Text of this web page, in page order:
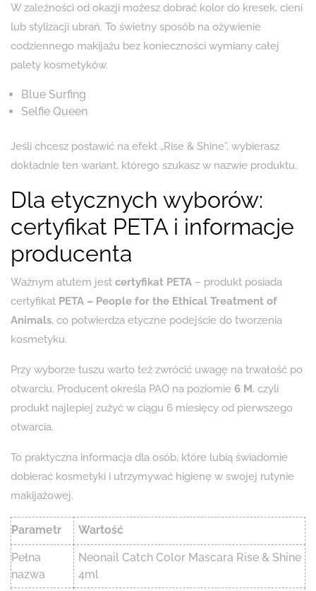
W zależności od okazji możesz dobrać kolor do kresek, cieni
lub stylizacji ubrań. To świetny sposób na ożywienie
codziennego makijażu bez konieczności wymiany całej
palety kosmetyków.
Blue Surfing
Selfie Queen
Jeśli chcesz postawić na efekt „Rise & Shine”, wybierasz
dokładnie ten wariant, którego szukasz w nazwie produktu.
Dla etycznych wyborów:
certyfikat PETA i informacje
producenta
Ważnym atutem jest certyfikat PETA – produkt posiada
certyfikat PETA – People for the Ethical Treatment of
Animals, co potwierdza etyczne podejście do tworzenia
kosmetyku.
Przy wyborze tuszu warto też zwrócić uwagę na trwałość po
otwarciu. Producent określa PAO na poziomie 6 M, czyli
produkt najlepiej zużyć w ciągu 6 miesięcy od pierwszego
otwarcia.
To praktyczna informacja dla osób, które lubią świadomie
dobierać kosmetyki i utrzymywać higienę w swojej rutynie
makijażowej.
Parametr Wartość
Pełna
nazwa
Neonail Catch Color Mascara Rise & Shine
4ml